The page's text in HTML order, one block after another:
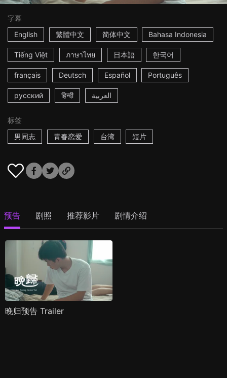
字幕
English
繁體中文 简体中文 Bahasa Indonesia
Tiếng Việt ภาษาไทย 日本語 한국어
français Deutsch Español Português
русский हिन्दी العربية
标签
男同志
青春恋爱 台湾 短片
预告 剧照 推荐影片 剧情介绍
晚归预告 Trailer